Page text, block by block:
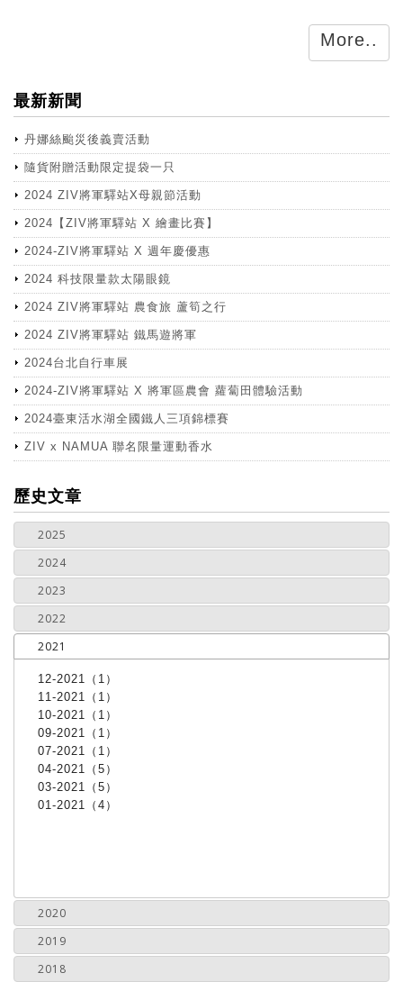
More..
最新新聞
丹娜絲颱災後義賣活動
隨貨附贈活動限定提袋一只
2024 ZIV將軍驛站X母親節活動
2024【ZIV將軍驛站 X 繪畫比賽】
2024-ZIV將軍驛站 X 週年慶優惠
2024 科技限量款太陽眼鏡
2024 ZIV將軍驛站 農食旅 蘆筍之行
2024 ZIV將軍驛站 鐵馬遊將軍
2024台北自行車展
2024-ZIV將軍驛站 X 將軍區農會 蘿蔔田體驗活動
2024臺東活水湖全國鐵人三項錦標賽
ZIV x NAMUA 聯名限量運動香水
more
歷史文章
2025
2024
2023
2022
2021
12-2021（1）
11-2021（1）
10-2021（1）
09-2021（1）
07-2021（1）
04-2021（5）
03-2021（5）
01-2021（4）
2020
2019
2018